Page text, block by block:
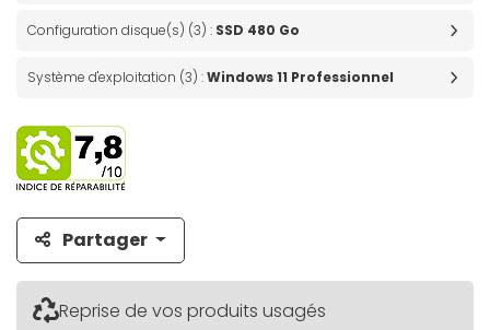
Configuration disque(s) (3) : SSD 480 Go
Système d'exploitation (3) :Windows 11 Professionnel
Partager
Reprise de vos produits usagés